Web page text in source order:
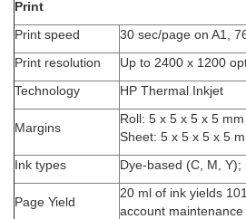
Print
Print speed
30 sec/page on A1,
Print resolution
Up to 2400 x 1200
Technology
HP Thermal Inkjet
Margins
Roll: 5 x 5 x 5 x 5 mm
Sheet: 5 x 5 x 5 x 5
Ink types
Dye-based (C, M,
Page Yield
20 ml of ink yields
account